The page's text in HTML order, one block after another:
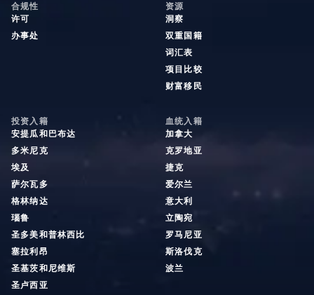
合规性
许可
办事处
资源
洞察
双重国籍
词汇表
项目比较
财富移民
投资入籍
安提瓜和巴布达
多米尼克
埃及
萨尔瓦多
格林纳达
瑙鲁
圣多美和普林西比
塞拉利昂
圣基茨和尼维斯
圣卢西亚
血统入籍
加拿大
克罗地亚
捷克
爱尔兰
意大利
立陶宛
罗马尼亚
斯洛伐克
波兰